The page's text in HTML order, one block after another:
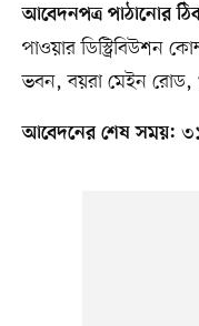
আবেদনপত্র পাঠানোর
পাওয়ার ডিস্ট্রিবিউশন
ভবন, বয়রা মেইন
আবেদনের শেষ সময়: